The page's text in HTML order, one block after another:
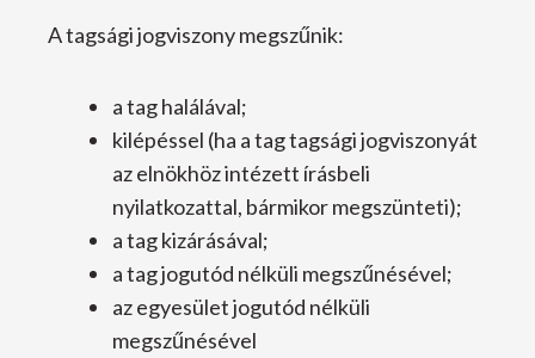
A tagsági jogviszony megszűnik:
a tag halálával;
kilépéssel (ha a tag tagsági jogviszonyát
az elnökhöz intézett írásbeli
nyilatkozattal, bármikor megszünteti);
a tag kizárásával;
a tag jogutód nélküli megszűnésével;
az egyesület jogutód nélküli
megszűnésével